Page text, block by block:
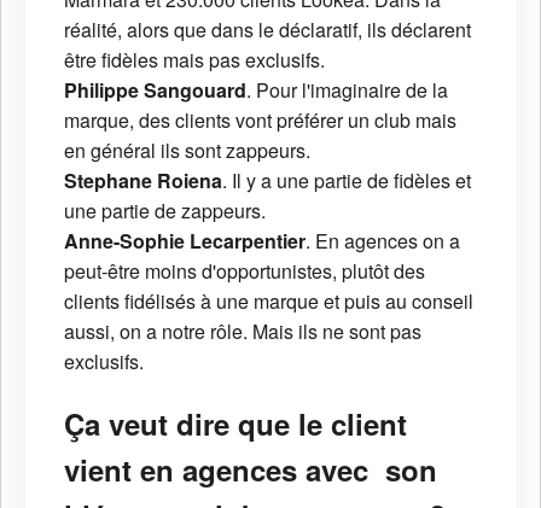
réalité, alors que dans le déclaratif, ils déclarent
être fidèles mais pas exclusifs.
Philippe Sangouard. Pour l'imaginaire de la
marque, des clients vont préférer un club mais
en général ils sont zappeurs.
Stephane Roiena. Il y a une partie de fidèles et
une partie de zappeurs.
Anne-Sophie Lecarpentier. En agences on a
peut-être moins d'opportunistes, plutôt des
clients fidélisés à une marque et puis au conseil
aussi, on a notre rôle. Mais ils ne sont pas
exclusifs.
Ça veut dire que le client
vient en agences avec son